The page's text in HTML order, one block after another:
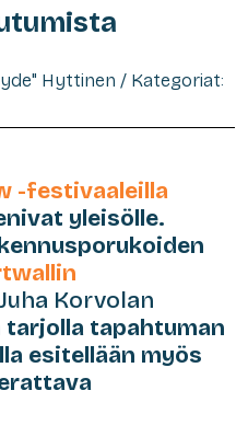
Hyttinen / Kategoriat:
-festivaaleilla
yleisölle.
Juha Korvolan
tapahtuman
esitellään myös